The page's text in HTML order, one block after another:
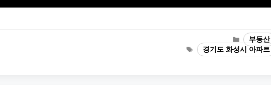
Categories
부동산
Tags경기도 화성시 아파트